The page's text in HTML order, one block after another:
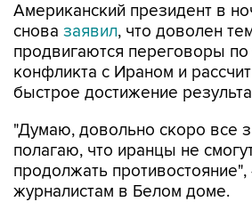
Американский президент в
снова заявил, что доволен
продвигаются переговоры
конфликта с Ираном и
быстрое достижение
"Думаю, довольно скоро все
полагаю, что иранцы не
продолжать противостояние",
журналистам в Белом доме.